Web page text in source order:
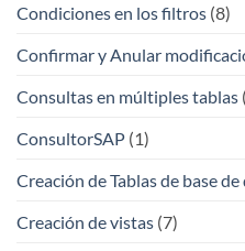
Condiciones en los filtros (8)
Confirmar y Anular
Consultas en múltiples tablas
ConsultorSAP (1)
Creación de Tablas de base
Creación de vistas (7)